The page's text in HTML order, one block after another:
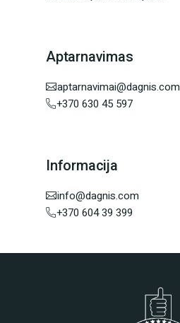
Aptarnavimas
aptarnavimai@dagnis.com
+370 630 45 597
Informacija
info@dagnis.com
+370 604 39 399